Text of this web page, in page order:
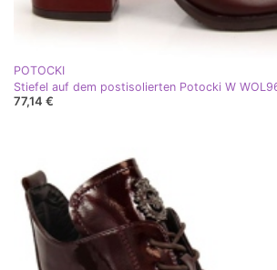
POTOCKI
Stiefel auf dem postisolierten Potocki W
77,14 €